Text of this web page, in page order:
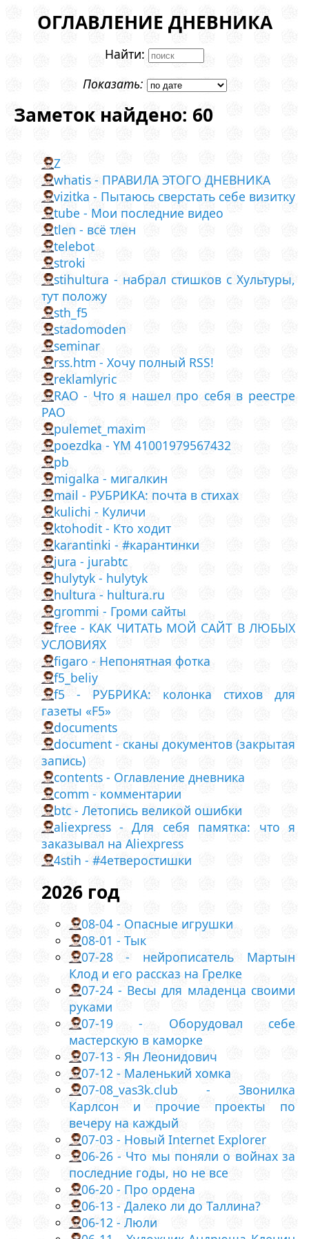
ОГЛАВЛЕНИЕ ДНЕВНИКА
Найти:
Показать:
Заметок найдено: 60
Z
whatis - ПРАВИЛА ЭТОГО ДНЕВНИКА
vizitka - Пытаюсь сверстать себе визитку
tube - Мои последние видео
tlen - всё тлен
telebot
stroki
stihultura - набрал стишков с Хультуры,
тут положу
sth_f5
stadomoden
seminar
rss.htm - Хочу полный RSS!
reklamlyric
RAO - Что я нашел про себя в реестре
РАО
pulemet_maxim
poezdka - YM 41001979567432
pb
migalka - мигалкин
mail - РУБРИКА: почта в стихах
kulichi - Куличи
ktohodit - Кто ходит
karantinki - #карантинки
jura - jurabtc
hulytyk - hulytyk
hultura - hultura.ru
grommi - Громи сайты
free - КАК ЧИТАТЬ МОЙ САЙТ В ЛЮБЫХ
УСЛОВИЯХ
figaro - Непонятная фотка
f5_beliy
f5 - РУБРИКА: колонка стихов для
газеты «F5»
documents
document - сканы документов (закрытая
запись)
contents - Оглавление дневника
comm - комментарии
btc - Летопись великой ошибки
aliexpress - Для себя памятка: что я
заказывал на Aliexpress
4stih - #4етверостишки
2026 год
08-04 - Опасные игрушки
08-01 - Тык
07-28 - нейрописатель Мартын
Клод и его рассказ на Грелке
07-24 - Весы для младенца своими
руками
07-19 - Оборудовал себе
мастерскую в каморке
07-13 - Ян Леонидович
07-12 - Маленький хомка
07-08_vas3k.club - Звонилка
Карлсон и прочие проекты по
вечеру на каждый
07-03 - Новый Internet Explorer
06-26 - Что мы поняли о войнах за
последние годы, но не все
06-20 - Про ордена
06-13 - Далеко ли до Таллина?
06-12 - Люли